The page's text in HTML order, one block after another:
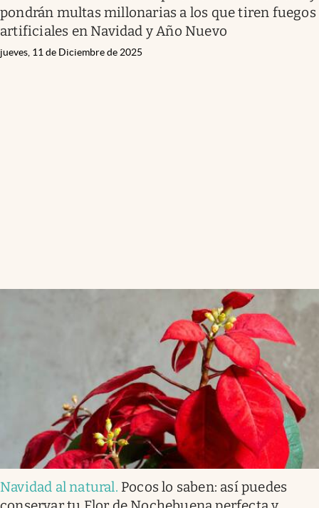
pondrán multas millonarias a los que tiren fuegos
artificiales en Navidad y Año Nuevo
jueves, 11 de Diciembre de 2025
Navidad al natural. Pocos lo saben: así puedes